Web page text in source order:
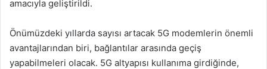
amacıyla geliştirildi.
Önümüzdeki yıllarda sayısı artacak 5G modemlerin önemli
avantajlarından biri, bağlantılar arasında geçiş
yapabilmeleri olacak. 5G altyapısı kullanıma girdiğinde,